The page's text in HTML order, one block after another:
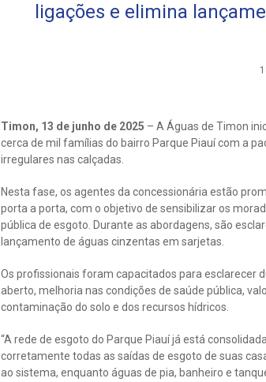
ligações e elimina
Timon, 13 de junho de 2025 – A Águas de Timon
cerca de mil famílias do bairro Parque Piauí com a
irregulares nas calçadas.
Nesta fase, os agentes da concessionária estão
porta a porta, com o objetivo de sensibilizar os
pública de esgoto. Durante as abordagens, são
lançamento de águas cinzentas em sarjetas.
Os profissionais foram capacitados para esclarecer
aberto, melhoria nas condições de saúde pública,
contaminação do solo e dos recursos hídricos.
“A rede de esgoto do Parque Piauí já está
corretamente todas as saídas de esgoto de suas
ao sistema, enquanto águas de pia, banheiro e